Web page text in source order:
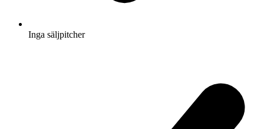
Inga säljpitcher